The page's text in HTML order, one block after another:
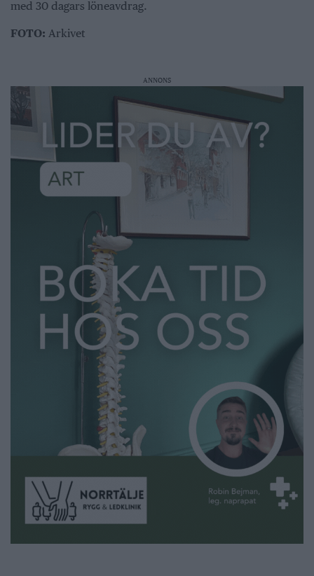
med 30 dagars löneavdrag.
FOTO: Arkivet
ANNONS